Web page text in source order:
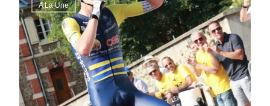
A La Une